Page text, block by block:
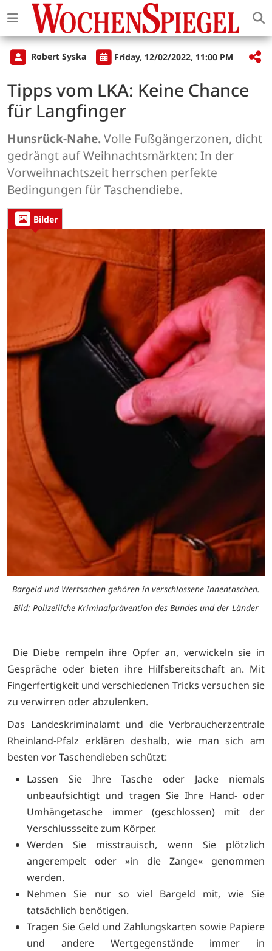
Robert Syska Friday, 12/02/2022, 11:00 PM
Tipps vom LKA: Keine Chance
für Langfinger
Hunsrück-Nahe.Volle Fußgängerzonen, dicht
gedrängt auf Weihnachtsmärkten: In der
Vorweihnachtszeit herrschen perfekte
Bedingungen für Taschendiebe.
Bilder
Bargeld und Wertsachen gehören in verschlossene Innentaschen.
Bild: Polizeiliche Kriminalprävention des Bundes und der Länder
Die Diebe rempeln ihre Opfer an, verwickeln sie in
Gespräche oder bieten ihre Hilfsbereitschaft an. Mit
Fingerfertigkeit und verschiedenen Tricks versuchen sie
zu verwirren oder abzulenken.
Das Landeskriminalamt und die Verbraucherzentrale
Rheinland-Pfalz erklären deshalb, wie man sich am
besten vor Taschendieben schützt:
Lassen Sie Ihre Tasche oder Jacke niemals
unbeaufsichtigt und tragen Sie Ihre Hand- oder
Umhängetasche immer (geschlossen) mit der
Verschlussseite zum Körper.
Werden Sie misstrauisch, wenn Sie plötzlich
angerempelt oder »in die Zange« genommen
werden.
Nehmen Sie nur so viel Bargeld mit, wie Sie
tatsächlich benötigen.
Tragen Sie Geld und Zahlungskarten sowie Papiere
und andere Wertgegenstände immer in